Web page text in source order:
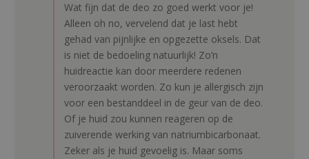
Wat fijn dat de deo zo goed werkt voor je!
Alleen oh no, vervelend dat je last hebt
gehad van pijnlijke en opgezette oksels. Dat
is niet de bedoeling natuurlijk! Zo’n
huidreactie kan door meerdere redenen
veroorzaakt worden. Zo kun je allergisch zijn
voor een bestanddeel in de geur van de deo.
Of je huid zou kunnen reageren op de
zuiverende werking van natriumbicarbonaat.
Zeker als je huid gevoelig is. Maar soms